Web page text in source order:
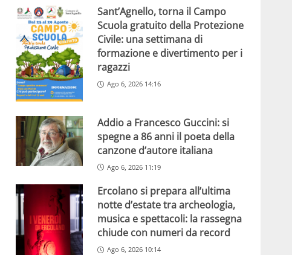
Sant’Agnello, torna il Campo
Scuola gratuito della Protezione
Civile: una settimana di
formazione e divertimento per i
ragazzi
Ago 6, 2026 14:16
Addio a Francesco Guccini: si
spegne a 86 anni il poeta della
canzone d’autore italiana
Ago 6, 2026 11:19
Ercolano si prepara all’ultima
notte d’estate tra archeologia,
musica e spettacoli: la rassegna
chiude con numeri da record
Ago 6, 2026 10:14